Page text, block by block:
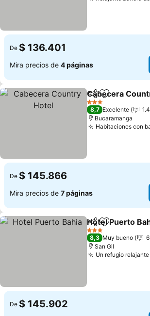
De $ 136.401
Mira precios de 4 páginas
CompartirAgregar a
Cabecera
3 Estrellas
8,7 Excelente
Bucaramanga
Habitaciones con
De $ 145.866
Mira precios de 7 páginas
CompartirAgregar a
Hotel Puerto
3 Estrellas
8,3 Muy bueno
San Gil
Un refugio
De $ 145.902